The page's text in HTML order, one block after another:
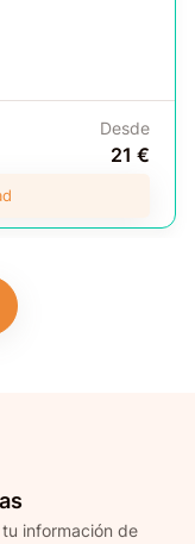
Desde
21 €
información de